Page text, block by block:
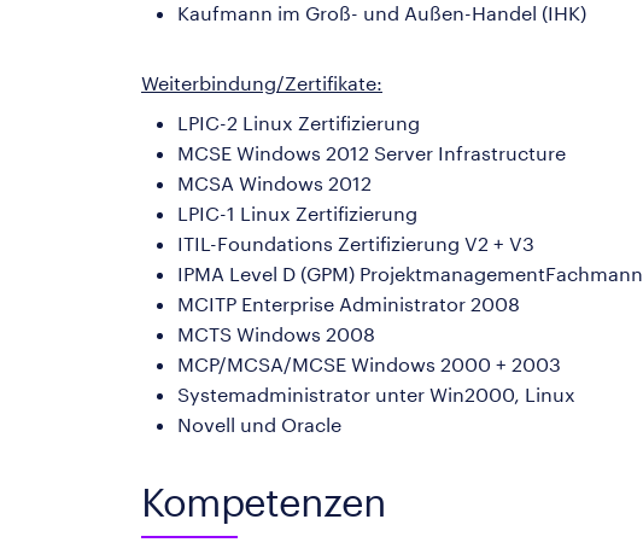
Kaufmann im Groß- und Außen-Handel (IHK)
Weiterbindung/Zertifikate:
LPIC-2 Linux Zertifizierung
MCSE Windows 2012 Server Infrastructure
MCSA Windows 2012
LPIC-1 Linux Zertifizierung
ITIL-Foundations Zertifizierung V2 + V3
IPMA Level D (GPM) ProjektmanagementFachmann
MCITP Enterprise Administrator 2008
MCTS Windows 2008
MCP/MCSA/MCSE Windows 2000 + 2003
Systemadministrator unter Win2000, Linux
Novell und Oracle
Kompetenzen